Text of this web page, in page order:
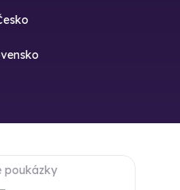
poukázky